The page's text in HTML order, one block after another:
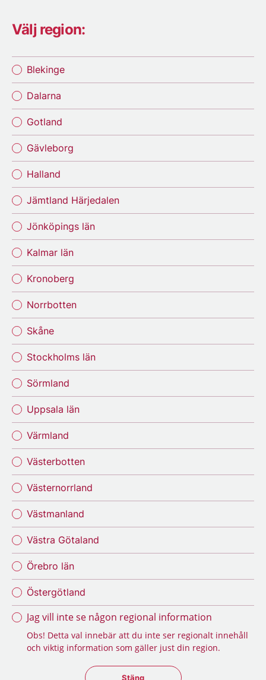
Välj region:
Blekinge
Dalarna
Gotland
Gävleborg
Halland
Jämtland Härjedalen
Jönköpings län
Kalmar län
Kronoberg
Norrbotten
Skåne
Stockholms län
Sörmland
Uppsala län
Värmland
Västerbotten
Västernorrland
Västmanland
Västra Götaland
Örebro län
Östergötland
Jag vill inte se någon regional information
Obs! Detta val innebär att du inte ser regionalt innehåll
och viktig information som gäller just din region.
Stäng regionsväljaren
Stäng